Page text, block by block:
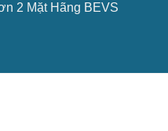
2 Mặt Hãng BEVS